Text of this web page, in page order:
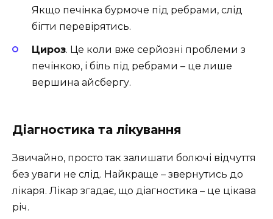
Якщо печінка бурмоче під ребрами, слід
бігти перевірятись.
Цироз. Це коли вже серйозні проблеми з
печінкою, і біль під ребрами – це лише
вершина айсбергу.
Діагностика та лікування
Звичайно, просто так залишати болючі відчуття
без уваги не слід. Найкраще – звернутись до
лікаря. Лікар згадає, що діагностика – це цікава
річ.